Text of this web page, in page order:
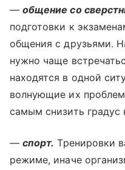
—общение со
подготовки к
общения с друзьями.
нужно чаще
находятся в одной
волнующие их
самым снизить градус
—спорт. Тренировки
режиме, иначе